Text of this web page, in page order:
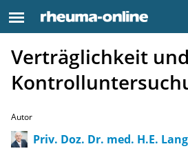
Verträglichkeit und
Autor
Priv. Doz. Dr. med. H.E.